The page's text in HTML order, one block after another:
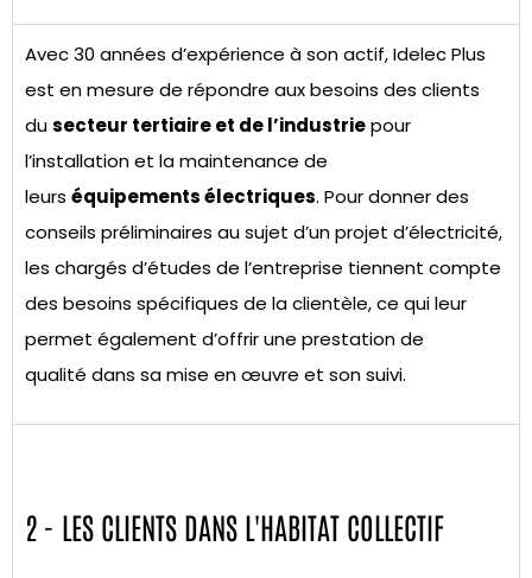
Avec 30 années d’expérience à son actif,IdelecPlus
est en mesure de répondre auxbesoins des clients
dusecteur tertiaire et de l’industriepour
l’installation et la maintenance de
leurs équipements électriques. Pour donner des
conseils préliminaires au sujet d’un projet d’électricité,
les chargés d’études de l’entreprise tiennent compte
des besoins spécifiques de la clientèle, ce qui leur
permet également d’offrir une prestation de
qualité dans sa mise en œuvre et son suivi.
2 - LES CLIENTS DANS L'HABITAT COLLECTIF